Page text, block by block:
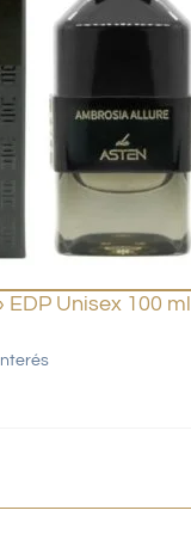
EDP Unisex 100 ml